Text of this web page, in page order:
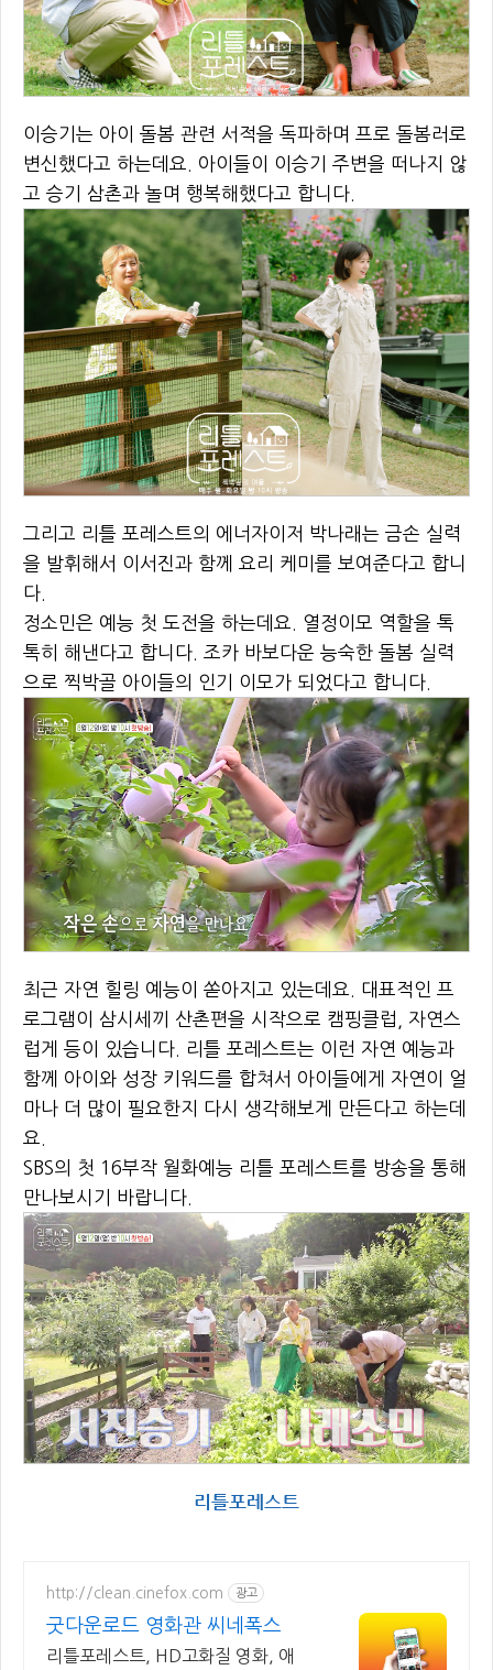
이승기는 아이 돌봄 관련 서적을 독파하며 프로 돌봄러로
변신했다고 하는데요. 아이들이 이승기 주변을 떠나지 않
고 승기 삼촌과 놀며 행복해했다고 합니다.
그리고 리틀 포레스트의 에너자이저 박나래는 금손 실력
을 발휘해서 이서진과 함께 요리 케미를 보여준다고 합니
다.
정소민은 예능 첫 도전을 하는데요. 열정이모 역할을 톡
톡히 해낸다고 합니다. 조카 바보다운 능숙한 돌봄 실력
으로 찍박골 아이들의 인기 이모가 되었다고 합니다.
최근 자연 힐링 예능이 쏟아지고 있는데요. 대표적인 프
로그램이 삼시세끼 산촌편을 시작으로 캠핑클럽, 자연스
럽게 등이 있습니다. 리틀 포레스트는 이런 자연 예능과
함께 아이와 성장 키워드를 합쳐서 아이들에게 자연이 얼
마나 더 많이 필요한지 다시 생각해보게 만든다고 하는데
요.
SBS의 첫 16부작 월화예능 리틀 포레스트를 방송을 통해
만나보시기 바랍니다.
리틀포레스트
http://clean.cinefox.com 광고
굿다운로드 영화관 씨네폭스
리틀포레스트, HD고화질 영화, 애